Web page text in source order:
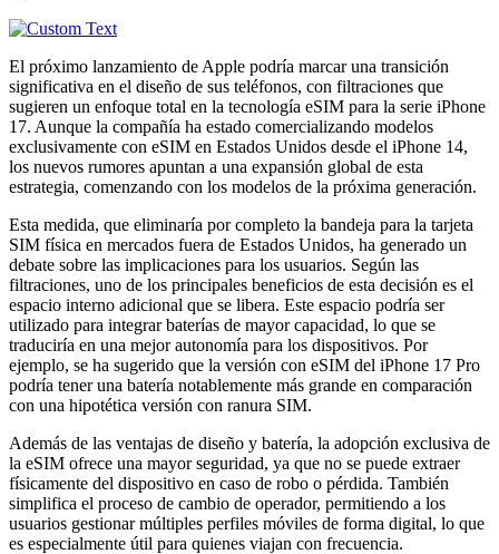
El próximo lanzamiento de Apple podría marcar una transición
significativa en el diseño de sus teléfonos, con filtraciones que
sugieren un enfoque total en la tecnología eSIM para la serie iPhone
17. Aunque la compañía ha estado comercializando modelos
exclusivamente con eSIM en Estados Unidos desde el iPhone 14,
los nuevos rumores apuntan a una expansión global de esta
estrategia, comenzando con los modelos de la próxima generación.
Esta medida, que eliminaría por completo la bandeja para la tarjeta
SIM física en mercados fuera de Estados Unidos, ha generado un
debate sobre las implicaciones para los usuarios. Según las
filtraciones, uno de los principales beneficios de esta decisión es el
espacio interno adicional que se libera. Este espacio podría ser
utilizado para integrar baterías de mayor capacidad, lo que se
traduciría en una mejor autonomía para los dispositivos. Por
ejemplo, se ha sugerido que la versión con eSIM del iPhone 17 Pro
podría tener una batería notablemente más grande en comparación
con una hipotética versión con ranura SIM.
Además de las ventajas de diseño y batería, la adopción exclusiva de
la eSIM ofrece una mayor seguridad, ya que no se puede extraer
físicamente del dispositivo en caso de robo o pérdida. También
simplifica el proceso de cambio de operador, permitiendo a los
usuarios gestionar múltiples perfiles móviles de forma digital, lo que
es especialmente útil para quienes viajan con frecuencia.